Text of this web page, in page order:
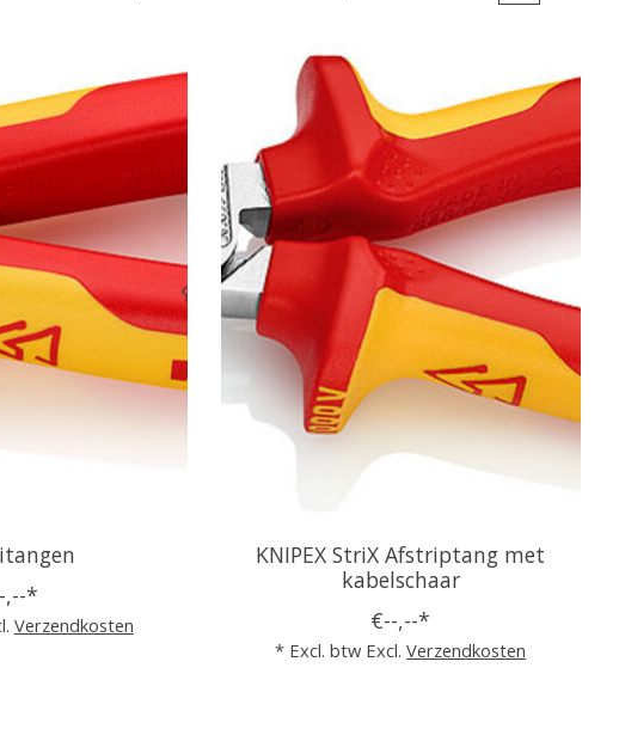
,--*
Verzendkosten
KNIPEX StriX Afstriptang met
kabelschaar
€--,--*
* Excl. btw Excl.Verzendkosten